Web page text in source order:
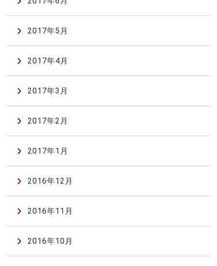
2017年5月
2017年4月
2017年3月
2017年2月
2017年1月
2016年12月
2016年11月
2016年10月